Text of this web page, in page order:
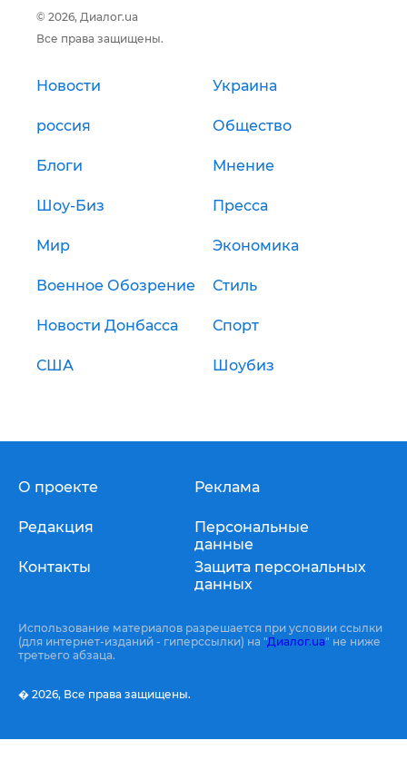
© 2026, Диалог.ua
Все права защищены.
Новости Украина
россия Общество
Блоги Мнение
Шоу-Биз Пресса
Мир Экономика
Военное Обозрение Стиль
Новости Донбасса Спорт
США Шоубиз
О проекте
Редакция
Контакты
Реклама
Персональные
данные
Защита персональных
данных
Использование материалов разрешается при условии ссылки
(для интернет-изданий - гиперссылки) на "Диалог.ua" не ниже
третьего абзаца.
� 2026, Все права защищены.